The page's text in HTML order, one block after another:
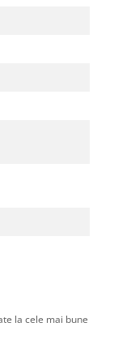
la cele mai bune